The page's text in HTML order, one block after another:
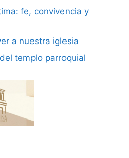
fe, convivencia y
a nuestra iglesia
templo parroquial